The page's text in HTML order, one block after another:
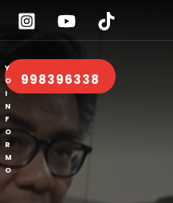
998396338